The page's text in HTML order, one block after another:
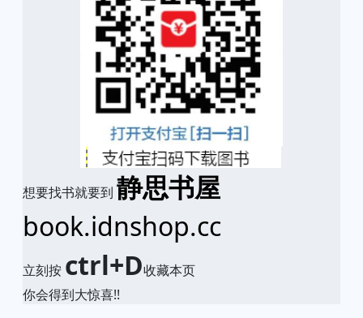
想要找书就要到 静思书屋
book.idnshop.cc
立刻按 ctrl+D收藏本页
你会得到大惊喜!!